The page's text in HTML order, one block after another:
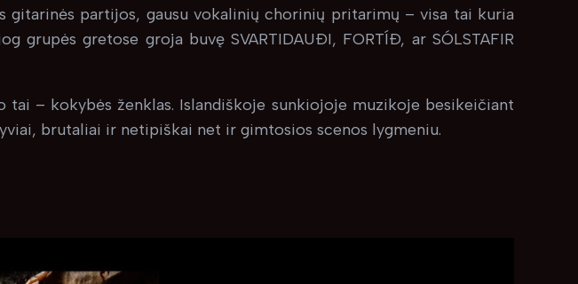
partijos, gausu vokalinių chorinių pritarimų – visa tai kuria
grupės gretose groja buvę SVARTIDAUÐI, FORTÍÐ, ar SÓLSTAFIR
tai – kokybės ženklas. Islandiškoje sunkiojoje muzikoje besikeičiant
brutaliai ir netipiškai net ir gimtosios scenos lygmeniu.